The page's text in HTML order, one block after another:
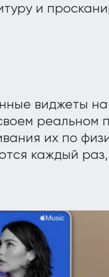
и
виджеты
реальном
их по
каждый раз,